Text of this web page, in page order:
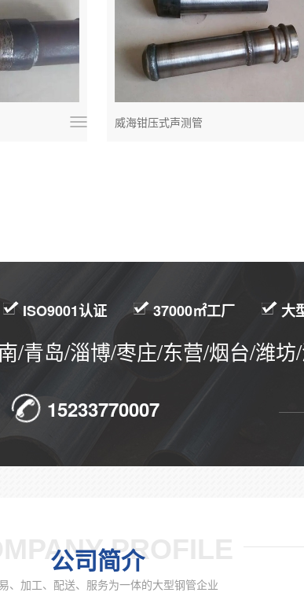
威海钳压式声测管
ISO9001认证 37000㎡工厂 大
/青岛/淄博/枣庄/东营/烟台/潍坊
15233770007
PROFILE
公司简介
、加工、配送、服务为一体的大型钢管企业